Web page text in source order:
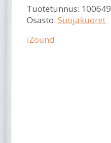
Tuotetunnus: 100649
Osasto: Suojakuoret
iZound